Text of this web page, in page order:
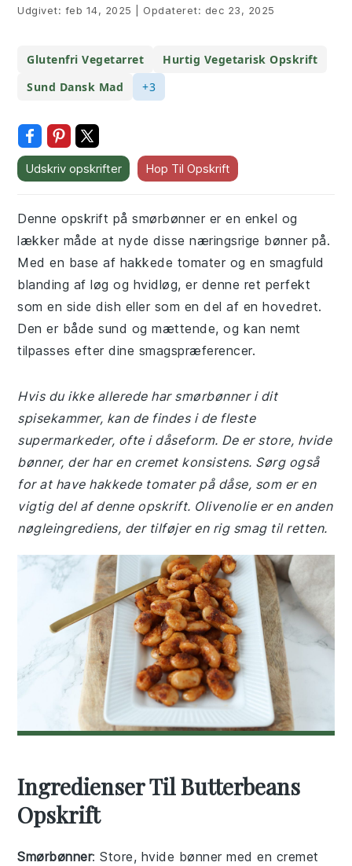
Udgivet: feb 14, 2025 Opdateret: dec 23, 2025
Glutenfri Vegetarret
Hurtig Vegetarisk Opskrift
Sund Dansk Mad
+3
Udskriv opskrifter Hop Til Opskrift
Denne opskrift på smørbønner er en enkel og
lækker måde at nyde disse næringsrige bønner på.
Med en base af hakkede tomater og en smagfuld
blanding af løg og hvidløg, er denne ret perfekt
som en side dish eller som en del af en hovedret.
Den er både sund og mættende, og kan nemt
tilpasses efter dine smagspræferencer.
Hvis du ikke allerede har smørbønner i dit
spisekammer, kan de findes i de fleste
supermarkeder, ofte i dåseform. De er store, hvide
bønner, der har en cremet konsistens. Sørg også
for at have hakkede tomater på dåse, som er en
vigtig del af denne opskrift. Olivenolie er en anden
nøgleingrediens, der tilføjer en rig smag til retten.
Ingredienser Til Butterbeans
Opskrift
Smørbønner: Store, hvide bønner med en cremet